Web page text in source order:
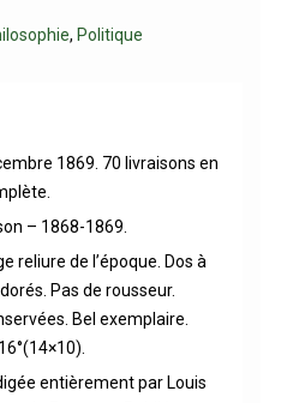
, Politique
1869. 70 livraisons en
– 1868-1869.
reliure de l’époque. Dos à
Pas de rousseur.
Bel exemplaire.
entièrement par Louis